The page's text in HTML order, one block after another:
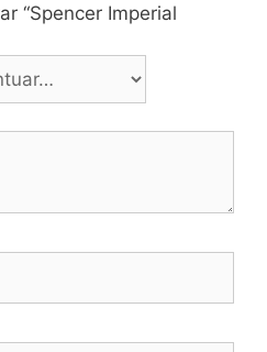
“Spencer Imperial